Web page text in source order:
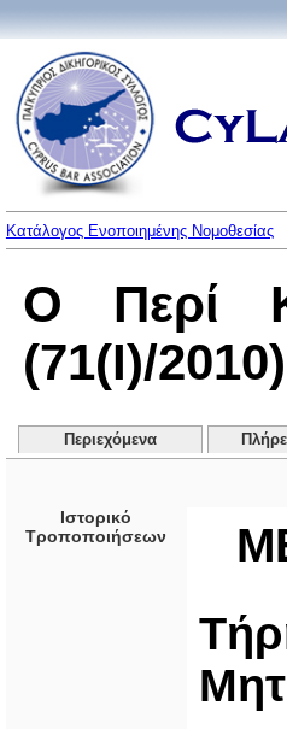
Κατάλογος Ενοποιημένης Νομοθεσίας
Ο Περί
(71(I)/2010)
Περιεχόμενα
Ιστορικό
Τροποποιήσεων